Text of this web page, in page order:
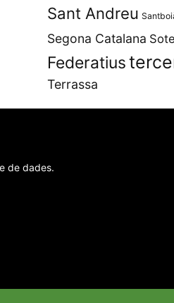
Sant Andreu
Segona Catalana
Federatius
Terrassa
de dades.